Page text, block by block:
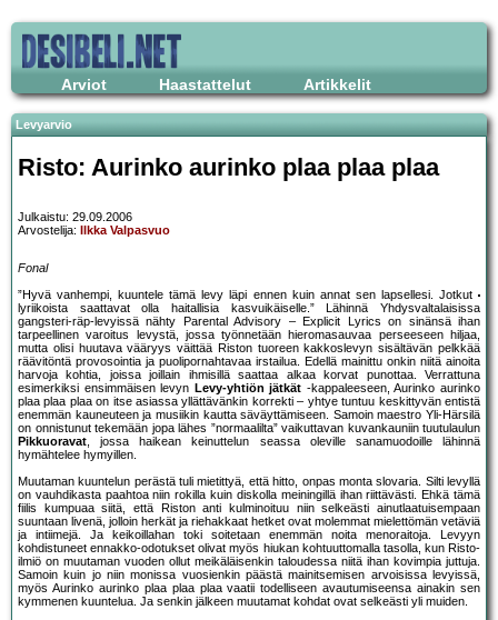
Arviot Haastattelut Artikkelit
Levyarvio
Risto: Aurinko aurinko plaa plaa plaa
Julkaistu: 29.09.2006
Arvostelija:
Ilkka Valpasvuo
Fonal
”Hyvä vanhempi, kuuntele tämä levy läpi ennen kuin annat sen lapsellesi. Jotkut
lyriikoista saattavat olla haitallisia kasvuikäiselle.” Lähinnä Yhdysvaltalaisissa
gangsteri-räp-levyissä nähty Parental Advisory – Explicit Lyrics on sinänsä ihan
tarpeellinen varoitus levystä, jossa työnnetään hieromasauvaa perseeseen hiljaa,
mutta olisi huutava vääryys väittää Riston tuoreen kakkoslevyn sisältävän pelkkää
räävitöntä provosointia ja puolipornahtavaa irstailua. Edellä mainittu onkin niitä ainoita
harvoja kohtia, joissa joillain ihmisillä saattaa alkaa korvat punottaa. Verrattuna
esimerkiksi ensimmäisen levyn Levy-yhtiön jätkät -kappaleeseen, Aurinko aurinko
plaa plaa plaa on itse asiassa yllättävänkin korrekti – yhtye tuntuu keskittyvän entistä
enemmän kauneuteen ja musiikin kautta säväyttämiseen. Samoin maestro Yli-Härsilä
on onnistunut tekemään jopa lähes ”normaalilta” vaikuttavan kuvankauniin tuutulaulun
Pikkuoravat, jossa haikean keinuttelun seassa oleville sanamuodoille lähinnä
hymähtelee hymyillen.
Muutaman kuuntelun perästä tuli mietittyä, että hitto, onpas monta slovaria. Silti levyllä
on vauhdikasta paahtoa niin rokilla kuin diskolla meiningillä ihan riittävästi. Ehkä tämä
fiilis kumpuaa siitä, että Riston anti kulminoituu niin selkeästi ainutlaatuisempaan
suuntaan livenä, jolloin herkät ja riehakkaat hetket ovat molemmat mielettömän vetäviä
ja intiimejä. Ja keikoillahan toki soitetaan enemmän noita menoraitoja. Levyyn
kohdistuneet ennakko-odotukset olivat myös hiukan kohtuuttomalla tasolla, kun Risto-
ilmiö on muutaman vuoden ollut meikäläisenkin taloudessa niitä ihan kovimpia juttuja.
Samoin kuin jo niin monissa vuosienkin päästä mainitsemisen arvoisissa levyissä,
myös Aurinko aurinko plaa plaa plaa vaatii todelliseen avautumiseensa ainakin sen
kymmenen kuuntelua. Ja senkin jälkeen muutamat kohdat ovat selkeästi yli muiden.